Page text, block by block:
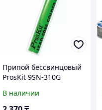
Припой бессвинцовый
ProsKit 9SN-310G
В наличии